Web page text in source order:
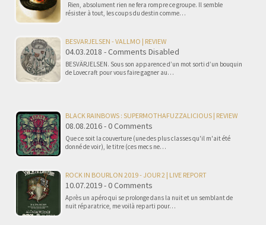
Rien, absolument rien ne fera rompre ce groupe. Il semble
résister à tout, les coups du destin comme…
BESVARJELSEN - VALLMO | REVIEW
04.03.2018 - Comments Disabled
BESVÄRJELSEN. Sous son apparence d’un mot sorti d’un bouquin
de Lovecraft pour vous faire gagner au…
BLACK RAINBOWS : SUPERMOTHAFUZZALICIOUS | REVIEW
08.08.2016 - 0 Comments
Que ce soit la couverture (une des plus classes qu'il m'ait été
donné de voir), le titre (ces mecs ne…
ROCK IN BOURLON 2019 - JOUR 2 | LIVE REPORT
10.07.2019 - 0 Comments
Après un apéro qui se prolonge dans la nuit et un semblant de
nuit réparatrice, me voilà reparti pour…